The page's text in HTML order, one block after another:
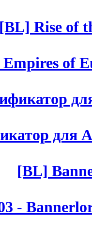
[BL] Rise of
of
для
[BL]
-